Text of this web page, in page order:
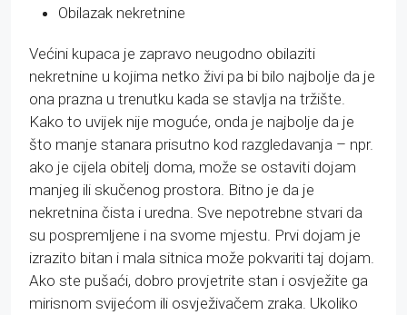
Obilazak nekretnine
Većini kupaca je zapravo neugodno obilaziti
nekretnine u kojima netko živi pa bi bilo najbolje da je
ona prazna u trenutku kada se stavlja na tržište.
Kako to uvijek nije moguće, onda je najbolje da je
što manje stanara prisutno kod razgledavanja – npr.
ako je cijela obitelj doma, može se ostaviti dojam
manjeg ili skučenog prostora. Bitno je da je
nekretnina čista i uredna. Sve nepotrebne stvari da
su pospremljene i na svome mjestu. Prvi dojam je
izrazito bitan i mala sitnica može pokvariti taj dojam.
Ako ste pušaći, dobro provjetrite stan i osvježite ga
mirisnom svijećom ili osvježivačem zraka. Ukoliko